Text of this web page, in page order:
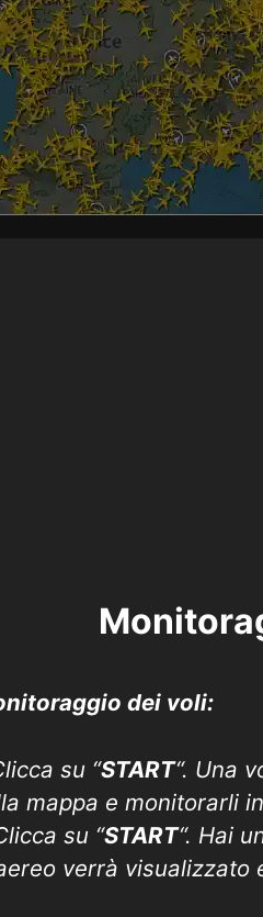
dei voli:
su “START“. Una
mappa e monitorarli
su “START“. Hai
verrà